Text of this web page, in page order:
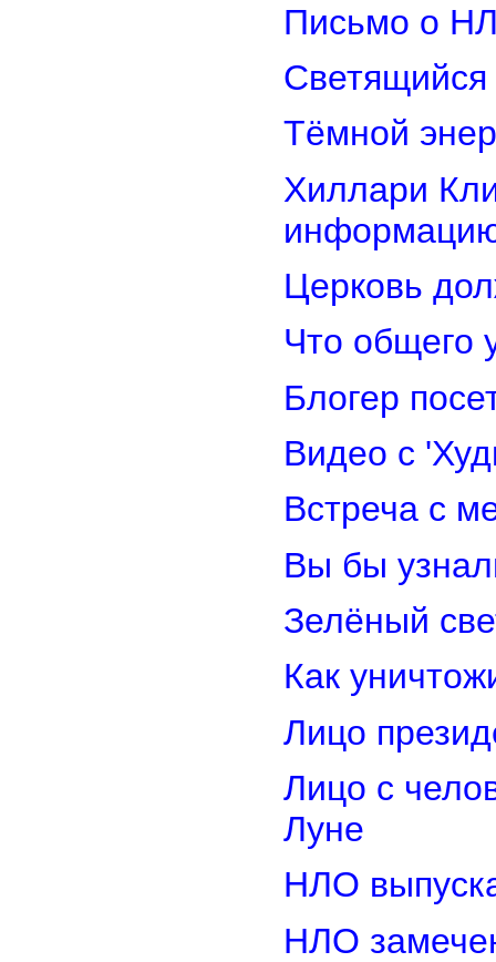
Письмо о
Светящийся
Тёмной
Хиллари
Церковь
Что общего
Блогер
Видео с
Встреча с
Вы бы
Зелёный
Как
Лицо
Лицо с
Луне
НЛО
НЛО